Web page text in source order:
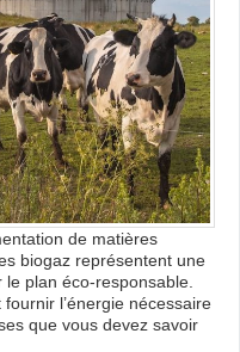
de matières
biogaz représentent une
plan éco-responsable.
l’énergie nécessaire
que vous devez savoir